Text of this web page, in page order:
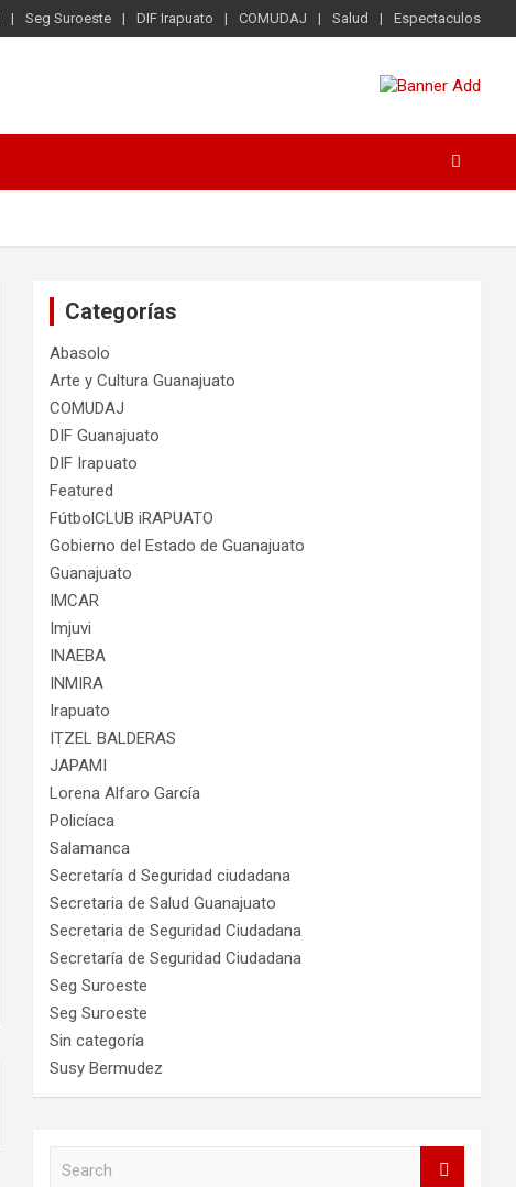
Seg Suroeste DIF Irapuato COMUDAJ Salud Espectaculos
Categorías
Abasolo
Arte y Cultura Guanajuato
COMUDAJ
DIF Guanajuato
DIF Irapuato
Featured
FútbolCLUB iRAPUATO
Gobierno del Estado de Guanajuato
Guanajuato
IMCAR
Imjuvi
INAEBA
INMIRA
Irapuato
ITZEL BALDERAS
JAPAMI
Lorena Alfaro García
Policíaca
Salamanca
Secretaría d Seguridad ciudadana
Secretaria de Salud Guanajuato
Secretaria de Seguridad Ciudadana
Secretaría de Seguridad Ciudadana
Seg Suroeste
Seg Suroeste
Sin categoría
Susy Bermudez